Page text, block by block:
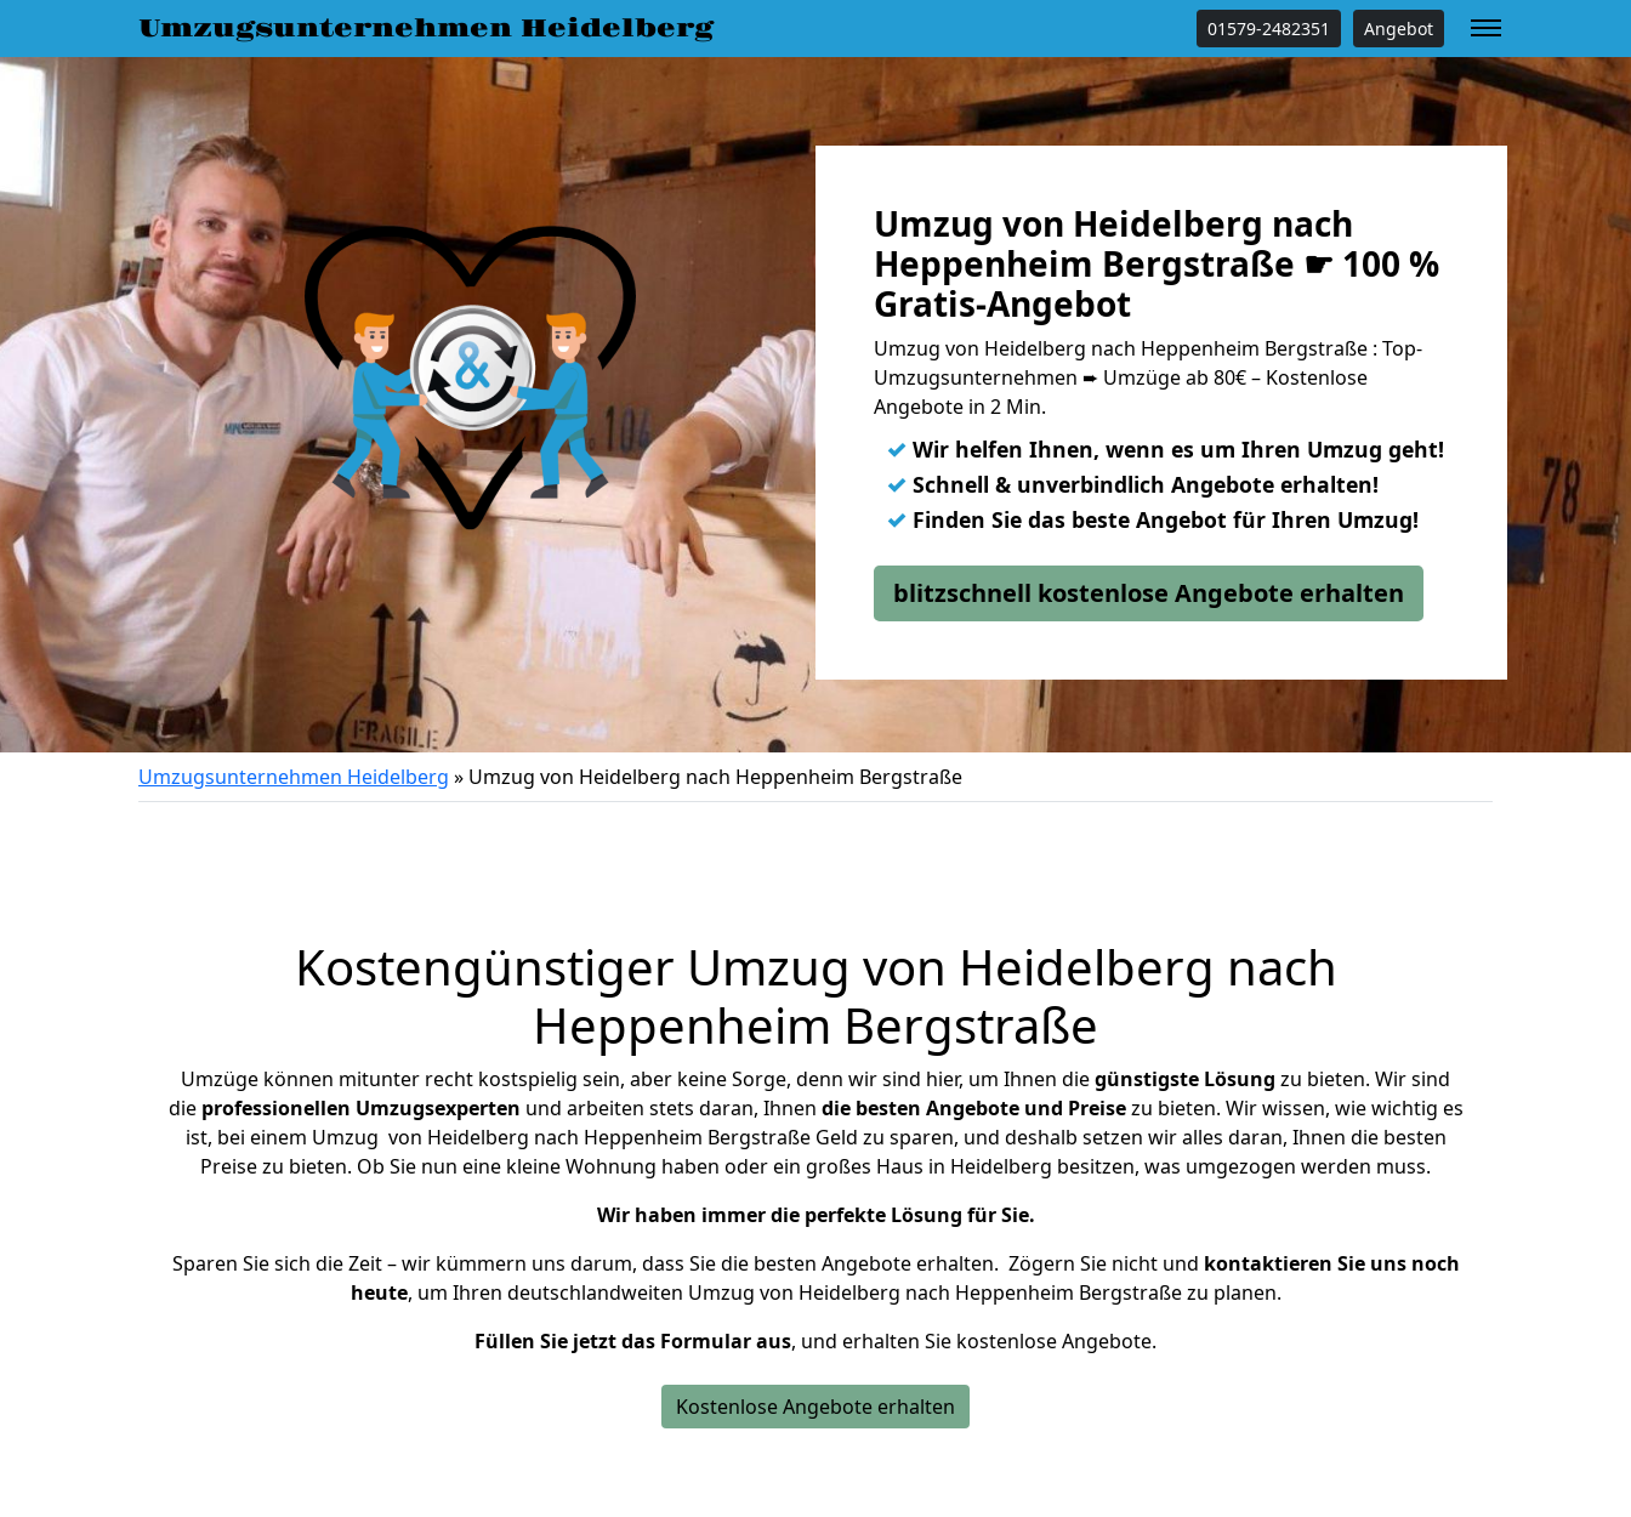
Umzugsunternehmen Heidelberg 01579-2482351 Angebot
Umzug von Heidelberg nach
Heppenheim Bergstraße ☛ 100 %
Gratis-Angebot
Umzug von Heidelberg nach Heppenheim Bergstraße : Top-
Umzugsunternehmen ➨ Umzüge ab 80€ – Kostenlose
Angebote in 2 Min.
✓ Wir helfen Ihnen, wenn es um Ihren Umzug geht!
✓ Schnell & unverbindlich Angebote erhalten!
✓ Finden Sie das beste Angebot für Ihren Umzug!
blitzschnell kostenlose Angebote erhalten
Umzugsunternehmen Heidelberg » Umzug von Heidelberg nach Heppenheim Bergstraße
Kostengünstiger Umzug von Heidelberg nach
Heppenheim Bergstraße
Umzüge können mitunter recht kostspielig sein, aber keine Sorge, denn wir sind hier, um Ihnen diegünstigste Lösung zu bieten. Wir sind
die professionellen Umzugsexperten und arbeiten stets daran, Ihnen die besten Angebote und Preisezu bieten. Wir wissen, wie wichtig es
ist, bei einem Umzug von Heidelberg nach Heppenheim Bergstraße Geld zu sparen, und deshalb setzen wir alles daran, Ihnen die besten
Preise zu bieten. Ob Sie nun eine kleine Wohnung haben oder ein großes Haus in Heidelberg besitzen, was umgezogen werden muss.
Wir haben immer die perfekte Lösung für Sie.
Sparen Sie sich die Zeit – wir kümmern uns darum, dass Sie die besten Angebote erhalten. Zögern Sie nicht und kontaktieren Sie uns noch
heute, um Ihren deutschlandweiten Umzug von Heidelberg nach Heppenheim Bergstraße zu planen.
Füllen Sie jetzt das Formular aus, und erhalten Sie kostenlose Angebote.
Kostenlose Angebote erhalten